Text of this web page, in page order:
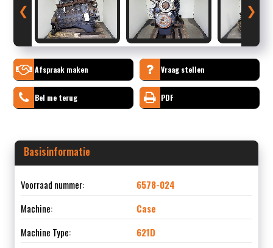
❮ ❯
Afspraak maken Vraag stellen
Bel me terug PDF
Basisinformatie
Voorraad nummer:
6578-024
Machine:
Case
Machine Type:
621D